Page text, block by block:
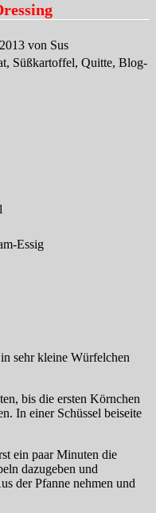
von Sus
Süßkartoffel, Quitte, Blog-
Essig
sehr kleine Würfelchen
bis die ersten Körnchen
In einer Schüssel beiseite
ein paar Minuten die
dazugeben und
der Pfanne nehmen und